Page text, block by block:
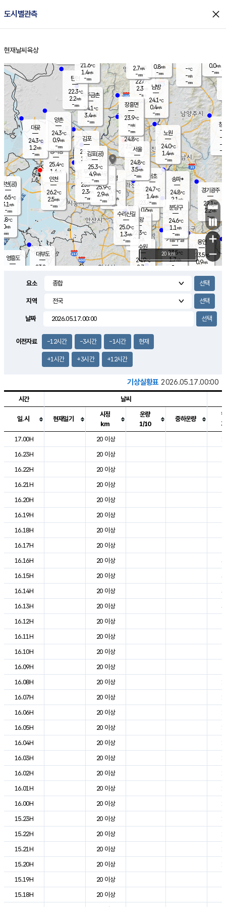
도시별관측 close
홈
현재날씨 육상
의도
℃
m/s
mm
영흥도
양주
22.6℃
2.3
-mm
과천
23.4℃
0.6m/s
- mm
용인
23.5℃
0.9m/s
경기광주
22.1℃
2.2m/s
-mm
1.5m/s
대부도
23.8
경서동
25.4℃
1.4 m/s
-mm
파주금촌
24.1℃
3.4m/s
-mm
-℃
-m/s
-mm
대곶
24.3℃
1.2m/s
-mm
창
-
-m/
-
탄현
22.3℃
2.2m/s
-mm
0.0m/s
-mm
의왕
22.3℃
0.1m/s
mm
김포
25.1℃
1.3 m/s
mm
광명
25.9 ℃
2.1 m/s
-mm
부천
25.7℃
2.3m/s
-mm
양촌
24.3℃
0.9m/s
-mm
구로
25.9℃
2.9m/s
-mm
은평
24.8℃
2.5 m/s
- mm
노원
24.0℃
1.4m/s
-mm
송파*
24.8℃
2.1 m/s
-mm
서초
24.7℃
1.4m/s
-mm
남방
24.1℃
0.4m/s
-mm
기흥구갈
23.5℃
1.7m/s
-
수리산길
25.0℃
1.3m/s
-mm
분당구
24.6℃
1.1 m/s
-mm
장흥면
23.9℃
-m/s
-mm
2.7m/s
-mm
인천(공)
26.5℃
3.1 m/s
-mm
김포(공)
25.3℃
4.9m/s
-mm
수원
24.9℃
2.7 m/s
인천
26.2℃
2.5m/s
-mm
서울
24.8℃
3.5m/s
-mm
21.6℃
1.4m/s
-mm
0.8m/s
-mm
+
−
20 km
요소
지역
날짜
이전자료 -12시간 -3시간 -1시간 현재
+1시간 +3시간 +12시간
기상실황표 2026.05.17.00:00
도시별 기상실황표로 지점, 날씨, 기온, 강수, 바람, 기압등을 안내한 표입
시간 날씨
일.시 현재일기
시정
km
운량
1/10
중하운량
17.00H
20 이상
16.23H
20 이상
16.22H
20 이상
16.21H
20 이상
16.20H
20 이상
16.19H
20 이상
16.18H
20 이상
16.17H
20 이상
16.16H
20 이상
16.15H
20 이상
16.14H
20 이상
16.13H
20 이상
16.12H
20 이상
16.11H
20 이상
16.10H
20 이상
16.09H
20 이상
16.08H
20 이상
16.07H
20 이상
16.06H
20 이상
16.05H
20 이상
16.04H
20 이상
16.03H
20 이상
16.02H
20 이상
16.01H
20 이상
16.00H
20 이상
15.23H
20 이상
15.22H
20 이상
15.21H
20 이상
15.20H
20 이상
15.19H
20 이상
15.18H
20 이상